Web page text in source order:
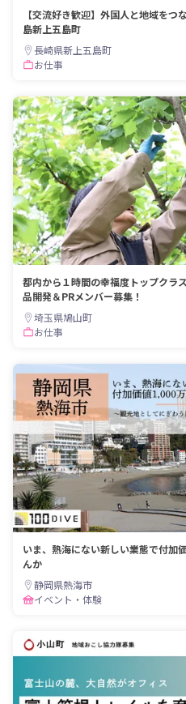
【交流好き歓迎】外国人と地域を
島新上五島町
長崎県新上五島町
お仕事
都内から１時間の幸福度トップクラ
品開発＆PRメンバー募集！
埼玉県鳩山町
お仕事
いま、熱海にない新しい業態で付加
んか
静岡県熱海市
イベント・体験